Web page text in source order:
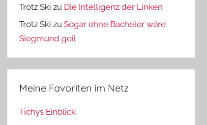
Trotz Ski zu Die Intelligenz der Linken
Trotz Ski zuSogar ohne Bachelor wäre
Siegmund geil
Meine Favoriten im Netz
Tichys Einblick